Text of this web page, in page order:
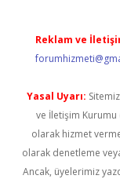
Reklam ve
Yasal Uyarı:
ve İletişim Kurumu
olarak hizmet
olarak denetleme
Ancak, üyelerimiz